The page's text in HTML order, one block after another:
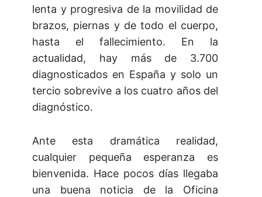
lenta y progresiva de la movilidad de
brazos, piernas y de todo el cuerpo,
hasta el fallecimiento. En la
actualidad, hay más de 3.700
diagnosticados en España y solo un
tercio sobrevive a los cuatro años del
diagnóstico.
Ante esta dramática realidad,
cualquier pequeña esperanza es
bienvenida. Hace pocos días llegaba
una buena noticia de la Oficina